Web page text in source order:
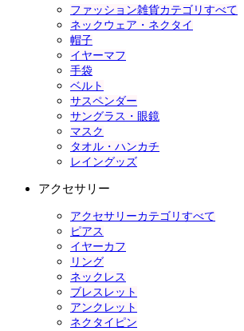
ファッション雑貨カテゴリすべて
ネックウェア・ネクタイ
帽子
イヤーマフ
手袋
ベルト
サスペンダー
サングラス・眼鏡
マスク
タオル・ハンカチ
レイングッズ
アクセサリー
アクセサリーカテゴリすべて
ピアス
イヤーカフ
リング
ネックレス
ブレスレット
アンクレット
ネクタイピン